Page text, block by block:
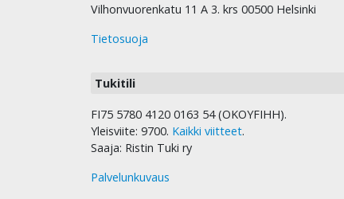
Vilhonvuorenkatu 11 A 3. krs 00500 Helsinki
Tietosuoja
Tukitili
FI75 5780 4120 0163 54 (OKOYFIHH).
Yleisviite: 9700. Kaikki viitteet.
Saaja: Ristin Tuki ry
Palvelunkuvaus